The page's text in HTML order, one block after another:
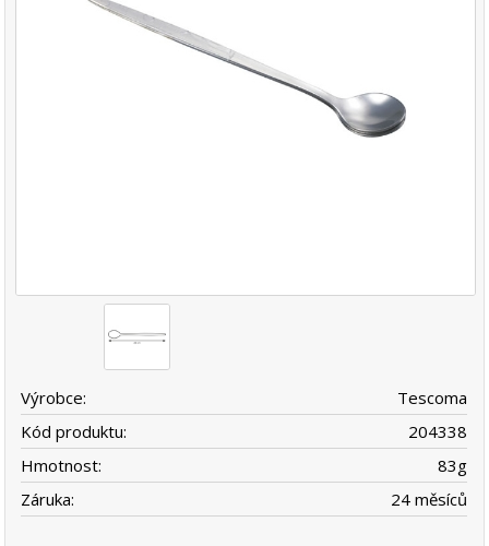
Výrobce:
Tescoma
Kód produktu:
204338
Hmotnost:
83g
Záruka:
24 měsíců